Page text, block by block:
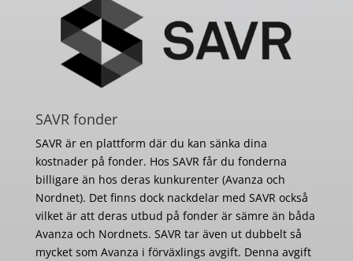
SAVR fonder
SAVR är en plattform där du kan sänka dina
kostnader på fonder. Hos SAVR får du fonderna
billigare än hos deras kunkurenter (Avanza och
Nordnet). Det finns dock nackdelar med SAVR också
vilket är att deras utbud på fonder är sämre än båda
Avanza och Nordnets. SAVR tar även ut dubbelt så
mycket som Avanza i förväxlings avgift. Denna avgift